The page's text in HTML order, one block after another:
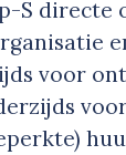
S directe
voor